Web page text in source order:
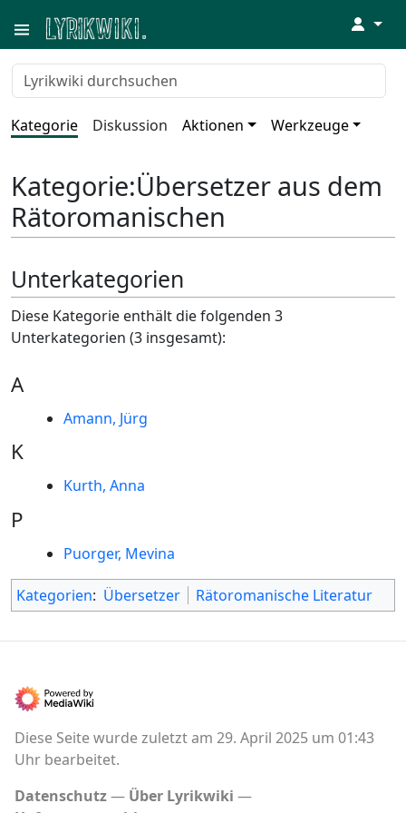
↓
Kategorie Diskussion Aktionen Werkzeuge
Kategorie:Übersetzer aus dem
Rätoromanischen
Unterkategorien
Diese Kategorie enthält die folgenden 3
Unterkategorien (3 insgesamt):
A
Amann, Jürg
K
Kurth, Anna
P
Puorger, Mevina
Kategorien: Übersetzer Rätoromanische Literatur
Diese Seite wurde zuletzt am 29. April 2025 um 01:43
Uhr bearbeitet.
Datenschutz
Über Lyrikwiki